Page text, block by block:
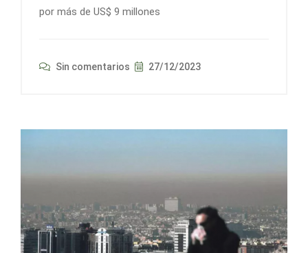
por más de US$ 9 millones
Sin comentarios 27/12/2023